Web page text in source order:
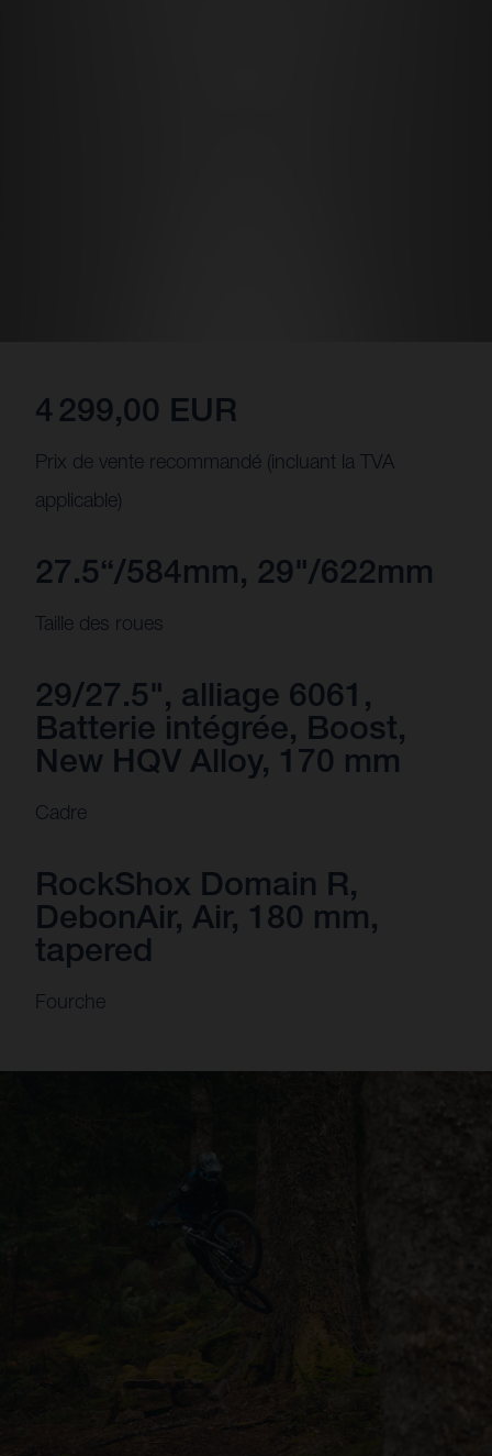
4 299,00 EUR
Prix de vente recommandé (incluant la TVA
applicable)
27.5“/584mm, 29"/622mm
Taille des roues
29/27.5", alliage 6061,
Batterie intégrée, Boost,
New HQV Alloy, 170 mm
Cadre
RockShox Domain R,
DebonAir, Air, 180 mm,
tapered
Fourche